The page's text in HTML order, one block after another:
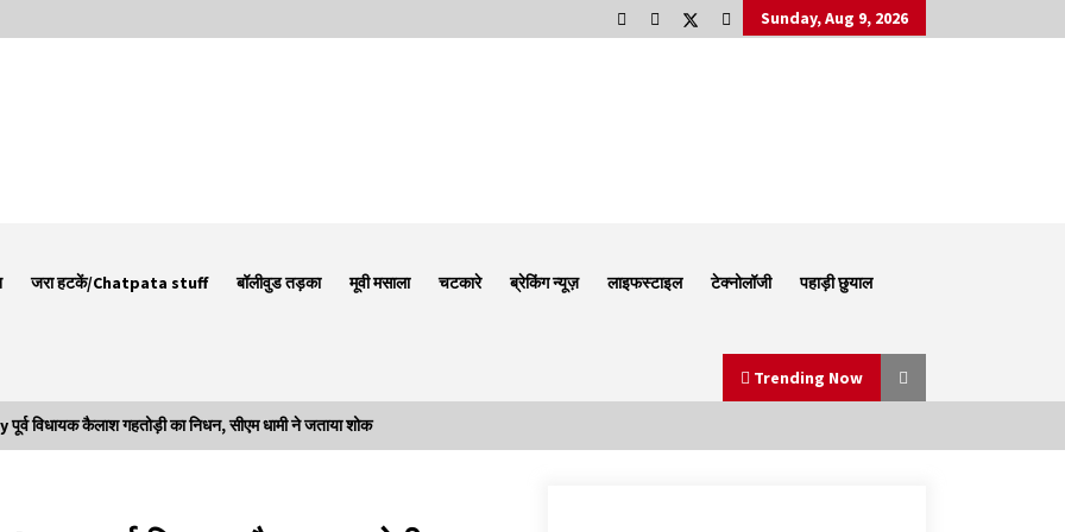
Sunday, Aug 9, 2026
जरा हटकें/Chatpata stuff बॉलीवुड तड़का मूवी मसाला चटकारे ब्रेकिंग न्यूज़ लाइफस्टाइल टेक्नोलॉजी पहाड़ी छुयाल
Trending Now
विधायक कैलाश गहतोड़ी का निधन, सीएम धामी ने जताया शोक